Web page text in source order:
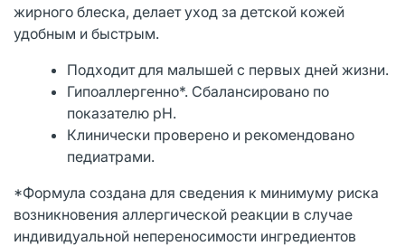
жирного блеска, делает уход за детской кожей
удобным и быстрым.
Подходит для малышей с первых дней жизни.
Гипоаллергенно*. Сбалансировано по
показателю рН.
Клинически проверено и рекомендовано
педиатрами.
*Формула создана для сведения к минимуму риска
возникновения аллергической реакции в случае
индивидуальной непереносимости ингредиентов